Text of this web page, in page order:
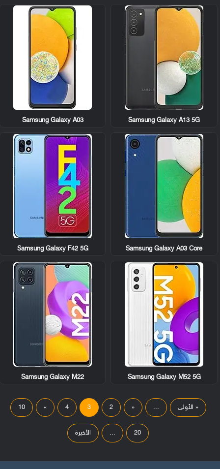
Samsung Galaxy A13 5G
Samsung Galaxy A03
Samsung Galaxy A03 Core
Samsung Galaxy F42 5G
Samsung Galaxy M52 5G
Samsung Galaxy M22
« الأولى ...
«
2
3
4
»
10
20
... الأخيرة